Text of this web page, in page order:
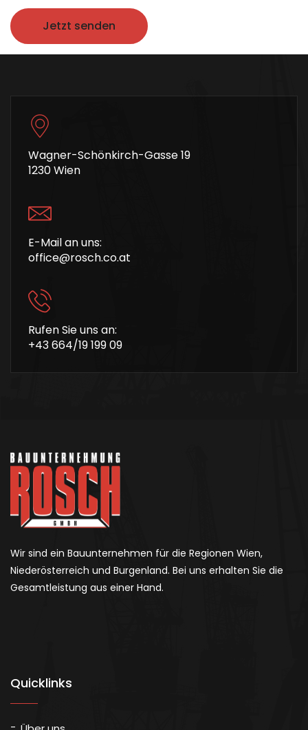
Wagner-Schönkirch-Gasse 19
1230 Wien
E-Mail an uns:
office@rosch.co.at
Rufen Sie uns an:
+43 664/19 199 09
Wir sind ein Bauunternehmen für die Regionen Wien,
Niederösterreich und Burgenland. Bei uns erhalten Sie die
Gesamtleistung aus einer Hand.
Quicklinks